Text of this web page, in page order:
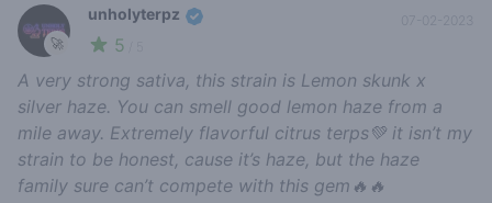
🚀
unholyterpz
5
07-02-2023
A very strong sativa, this strain is Lemon skunk x
silver haze. You can smell good lemon haze from a
mile away. Extremely flavorful citrus terps💚 it isn’t my
strain to be honest, cause it’s haze, but the haze
family sure can’t compete with this gem🔥🔥